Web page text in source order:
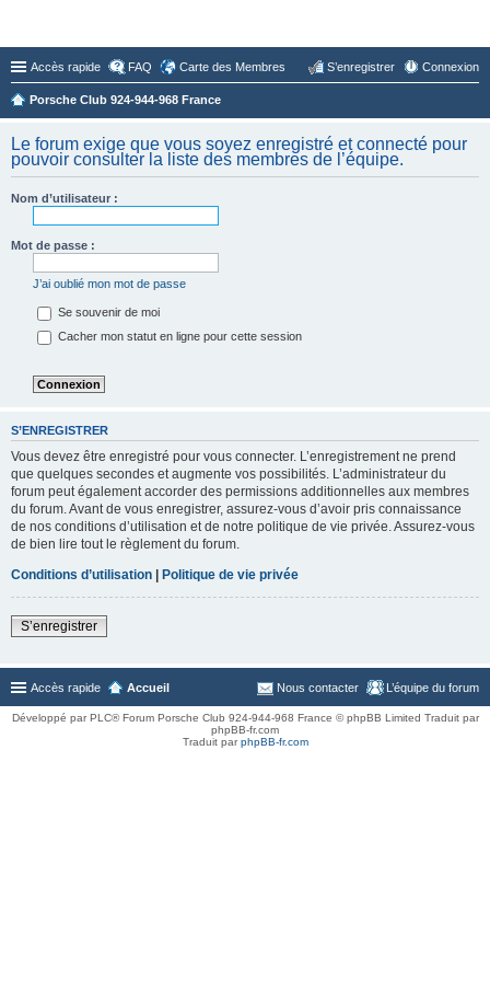
Accès rapide FAQ Carte des Membres Connexion
S’enregistrer
Porsche Club 924-944-968 France
Le forum exige que vous soyez enregistré et connecté pour
pouvoir consulter la liste des membres de l’équipe.
Nom d’utilisateur :
Mot de passe :
J’ai oublié mon mot de passe
Se souvenir de moi
Cacher mon statut en ligne pour cette session
S’ENREGISTRER
Vous devez être enregistré pour vous connecter. L’enregistrement ne prend
que quelques secondes et augmente vos possibilités. L’administrateur du
forum peut également accorder des permissions additionnelles aux membres
du forum. Avant de vous enregistrer, assurez-vous d’avoir pris connaissance
de nos conditions d’utilisation et de notre politique de vie privée. Assurez-vous
de bien lire tout le règlement du forum.
Conditions d’utilisation | Politique de vie privée
S’enregistrer
Accès rapide Accueil L’équipe du forum
Nous contacter
Développé par PLC® Forum Porsche Club 924-944-968 France © phpBB Limited Traduit par
phpBB-fr.com
Traduit parphpBB-fr.com